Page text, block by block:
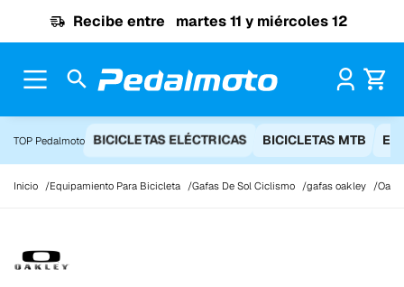
Recibe entre martes 11 y miércoles 12
TOP Pedalmoto BICICLETAS ELÉCTRICAS BICICLETAS MTB
Inicio Equipamiento Para Bicicleta Gafas De Sol Ciclismo gafas oakley